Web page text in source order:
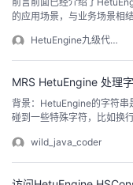
页
开
发
者
我
的应用场景，与业务场景相
批加工，再搬迁到DWS进行
诈”、“实时风控”等高效应
HetuEngine九级代言
MRS HetuEngine 处理
背景：HetuEngine的字符串
碰到一些特殊字符，比如换
字符串HetuEngine's
ax'; _col0 ...
wild_java_coder